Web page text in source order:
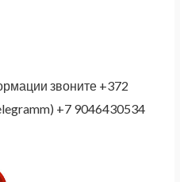
звоните +372
+7 9046430534